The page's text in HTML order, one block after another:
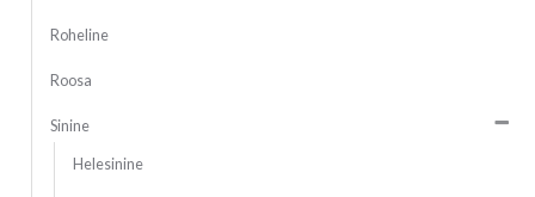
Roheline
Roosa
Sinine
Helesinine